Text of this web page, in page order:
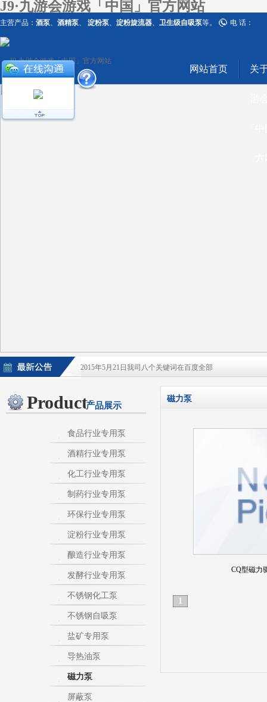
J9·九游会游戏「中国」官方网站
主营产品： 酒泵、 酒精泵、 淀粉泵、 淀粉旋流器、 卫生级自吸泵等。 电 话：
网站首页 关
2015年5月21日我司八个关键词在百度全部
2015年5月21日酒泵百度排名上升
淀粉泵|卫生泵|卫生级自吸泵|淀粉旋流器|不
不锈钢自吸泵|不锈钢化工泵|酒泵|酒精泵|淀
热烈庆祝：我司与天长市千秋在线网络服务有限公
Products产品展示
食品行业专用泵
酒精行业专用泵
化工行业专用泵
制药行业专用泵
环保行业专用泵
淀粉行业专用泵
酿造行业专用泵
发酵行业专用泵
不锈钢化工泵
不锈钢自吸泵
盐矿专用泵
导热油泵
磁力泵
屏蔽泵
磁力泵
CQ型磁力
1